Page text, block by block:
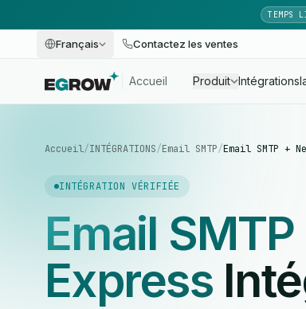
TEMPS
Français Contactez les ventes
Accueil Produit Intégrations
Accueil/INTÉGRATIONS/Email SMTP/Email SMTP +
INTÉGRATION VÉRIFIÉE
Email SMTP
Express